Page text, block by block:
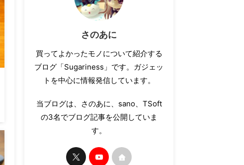
さのあに
買ってよかったモノについて紹介する
ブログ「Sugariness」です。ガジェッ
トを中心に情報発信しています。
当ブログは、さのあに、sano、TSoft
の3名でブログ記事を公開していま
す。